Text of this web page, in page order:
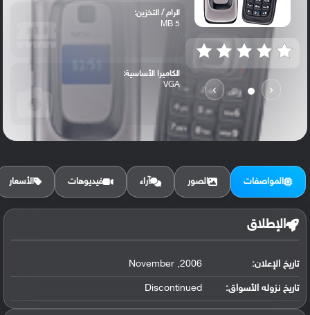
‹
›
الرام / التخزين:
5 MB
الكاميرا الأساسية:
VGA
المواصفات الصور آراء فيديوهات الأسعار
الإطلاق
تاريخ الإعلان: 2006, November
تاريخ نزوله الأسواق: Discontinued